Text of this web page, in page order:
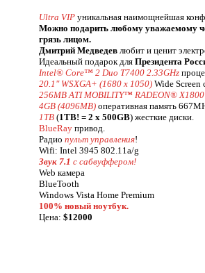
Ultra VIP уникальная наимощнейшая
Можно подарить любому уважаемому
грязь лицом.
Дмитрий Медведев любит и ценит
Идеальный подарок для Президента
Intel® Core™ 2 Duo T7400 2.33GHz
20.1" WSXGA+ (1680 x 1050) Wide
256MB ATI MOBILITY™ RADEON® X1800
4GB (4096MB) оперативная память
1TB (1TB! = 2 x 500GB) жесткие диски.
BlueRay привод.
Радио пульт управления!
Wifi: Intel 3945 802.11a/g
Звук 7.1 с сaбвуффером!
Web камера
BlueTooth
Windows Vista Home Premium
100% новый ноутбук.
Цена: $12000